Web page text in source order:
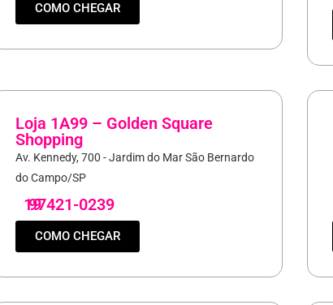
COMO CHEGAR
Loja 1A99 – Golden Square
Shopping
Av. Kennedy, 700 - Jardim do Mar São Bernardo
do Campo/SP
19
97421-0239
COMO CHEGAR